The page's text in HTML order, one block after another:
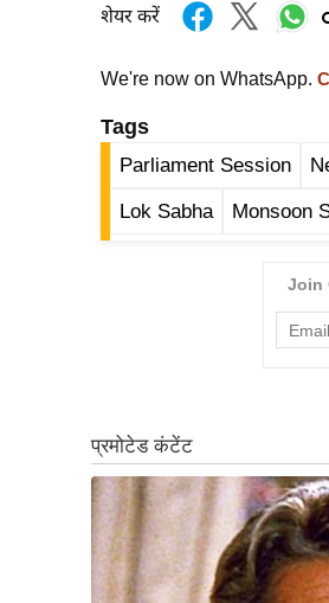
शेयर करें
We're now on WhatsApp.
Tags
Parliament Session
Lok Sabha Monsoon